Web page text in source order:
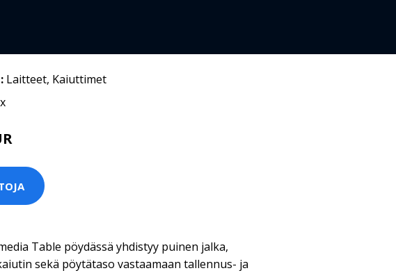
Laitteet, Kaiuttimet
Table pöydässä yhdistyy puinen jalka,
sekä pöytätaso vastaamaan tallennus- ja